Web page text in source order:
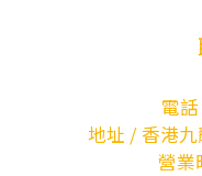
電
地址 / 香港
營業